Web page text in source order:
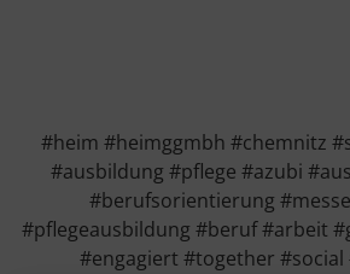
#heim #heimggmbh #chemnitz
#ausbildung #pflege #azubi
#berufsorientierung
#pflegeausbildung #beruf #arbeit
#engagiert #together